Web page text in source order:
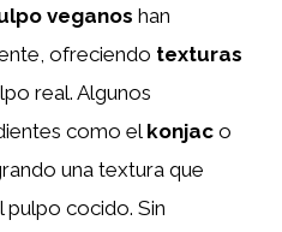
veganos han
ofreciendo texturas
real. Algunos
como el konjac o
una textura que
pulpo cocido. Sin